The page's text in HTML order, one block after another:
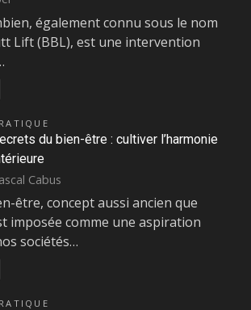
également connu sous le nom
Lift (BBL), est une intervention
du bien-être : cultiver l’harmonie
Cabus
être, concept aussi ancien que
imposée comme une aspiration
sociétés…